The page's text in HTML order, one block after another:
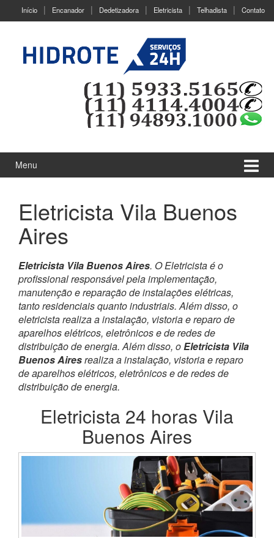
Início Encanador Dedetizadora Eletricista Telhadista Contato
Menu
Eletricista Vila Buenos
Aires
Eletricista Vila Buenos Aires. O Eletricista é o
profissional responsável pela implementação,
manutenção e reparação de instalações elétricas,
tanto residenciais quanto industriais. Além disso, o
eletricista realiza a instalação, vistoria e reparo de
aparelhos elétricos, eletrônicos e de redes de
distribuição de energia. Além disso, oEletricista Vila
Buenos Airesrealiza a instalação, vistoria e reparo
de aparelhos elétricos, eletrônicos e de redes de
distribuição de energia.
Eletricista 24 horas Vila
Buenos Aires